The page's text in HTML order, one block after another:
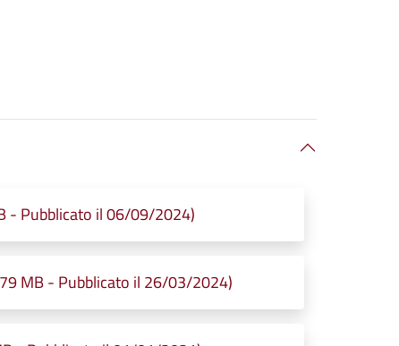
- Pubblicato il 06/09/2024)
MB - Pubblicato il 26/03/2024)